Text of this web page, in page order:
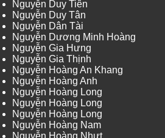
Nguyễn Duy Tiên
Nguyễn Duy Tân
Nguyễn Dân Tài
Nguyễn Dương Minh Hoàng
Nguyễn Gia Hưng
Nguyễn Gia Thịnh
Nguyễn Hoàng An Khang
Nguyễn Hoàng Anh
Nguyễn Hoàng Long
Nguyễn Hoàng Long
Nguyễn Hoàng Long
Nguyễn Hoàng Nam